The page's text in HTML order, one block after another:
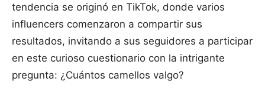
tendencia se originó en TikTok, donde varios
influencers comenzaron a compartir sus
resultados, invitando a sus seguidores a participar
en este curioso cuestionario con la intrigante
pregunta: ¿Cuántos camellos valgo?